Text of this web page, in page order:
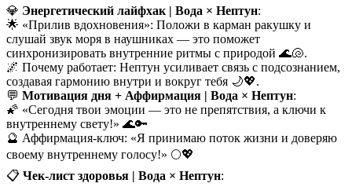
💎 Энергетический лайфхак | Вода × Нептун:
🌟 «Прилив вдохновения»: Положи в карман ракушку и
слушай звук моря в наушниках — это поможет
синхронизировать внутренние ритмы с природой 🌊🐚.
🌌 Почему работает: Нептун усиливает связь с подсознанием,
создавая гармонию внутри и вокруг тебя 🌙💖.
💬 Мотивация дня + Аффирмация | Вода × Нептун:
🌠 «Сегодня твои эмоции — это не препятствия, а ключи к
внутреннему свету!» 🌊🔑
🔮 Аффирмация-ключ: «Я принимаю поток жизни и доверяю
своему внутреннему голосу!» 🌕💖
📋 Чек-лист здоровья | Вода × Нептун: